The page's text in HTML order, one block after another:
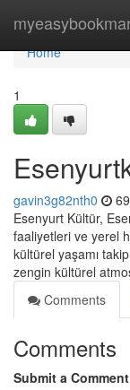
Home
Home
1
gavin3g82nth0
Esenyurt Kültür,
faaliyetleri ve yerel
kültürel yaşamı
zengin kültürel
Comments
Comments
Submit a Comment